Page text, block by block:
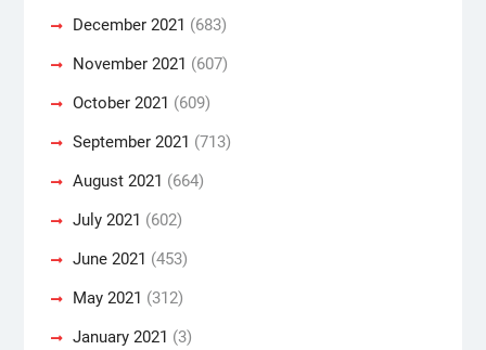
December 2021 (683)
November 2021 (607)
October 2021 (609)
September 2021 (713)
August 2021 (664)
July 2021 (602)
June 2021 (453)
May 2021 (312)
January 2021 (3)